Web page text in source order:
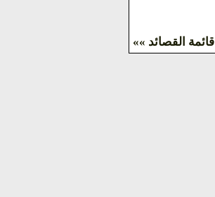
قائمة القصائد »»